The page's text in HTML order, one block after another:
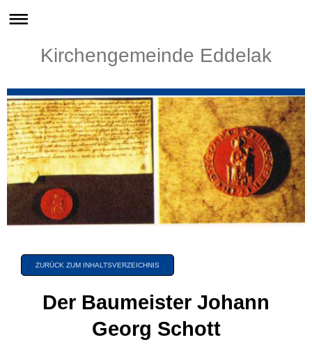
Kirchengemeinde Eddelak
ZURÜCK ZUM INHALTSVERZEICHNIS
Der Baumeister Johann
Georg Schott